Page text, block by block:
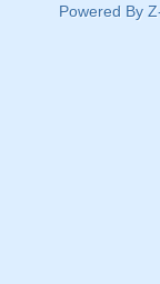
Powered By